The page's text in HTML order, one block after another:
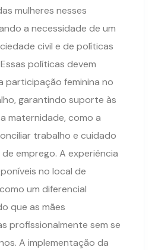
mulheres nesses
a necessidade de um
civil e de políticas
políticas devem
participação feminina no
garantindo suporte às
maternidade, como a
trabalho e cuidado
emprego. A experiência
no local de
um diferencial
que as mães
profissionalmente sem se
A implementação da